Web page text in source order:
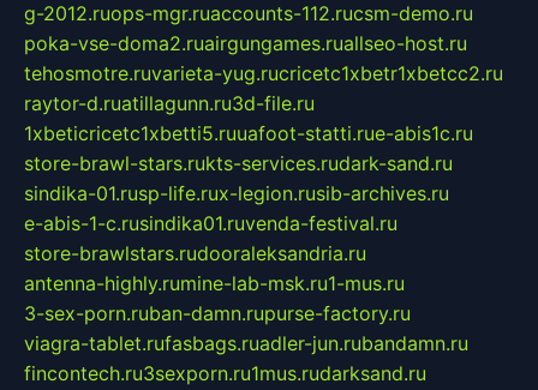
g-2012.ruops-mgr.ruaccounts-112.rucsm-demo.ru
poka-vse-doma2.ruairgungames.ruallseo-host.ru
tehosmotre.ruvarieta-yug.rucricetc1xbetr1xbetcc2.ru
raytor-d.ruatillagunn.ru3d-file.ru
1xbeticricetc1xbetti5.ruuafoot-statti.rue-abis1c.ru
store-brawl-stars.rukts-services.rudark-sand.ru
sindika-01.rusp-life.rux-legion.rusib-archives.ru
e-abis-1-c.rusindika01.ruvenda-festival.ru
store-brawlstars.rudooraleksandria.ru
antenna-highly.rumine-lab-msk.ru1-mus.ru
3-sex-porn.ruban-damn.rupurse-factory.ru
viagra-tablet.rufasbags.ruadler-jun.rubandamn.ru
fincontech.ru3sexporn.ru1mus.rudarksand.ru